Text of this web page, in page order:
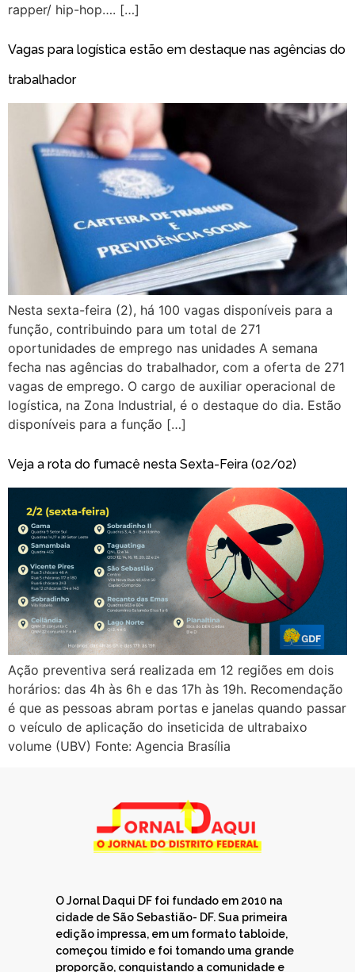
rapper/ hip-hop…. […]
Vagas para logística estão em destaque nas agências do
trabalhador
Nesta sexta-feira (2), há 100 vagas disponíveis para a
função, contribuindo para um total de 271
oportunidades de emprego nas unidades A semana
fecha nas agências do trabalhador, com a oferta de 271
vagas de emprego. O cargo de auxiliar operacional de
logística, na Zona Industrial, é o destaque do dia. Estão
disponíveis para a função […]
Veja a rota do fumacê nesta Sexta-Feira (02/02)
Ação preventiva será realizada em 12 regiões em dois
horários: das 4h às 6h e das 17h às 19h. Recomendação
é que as pessoas abram portas e janelas quando passar
o veículo de aplicação do inseticida de ultrabaixo
volume (UBV) Fonte: Agencia Brasília
O Jornal Daqui DF foi fundado em 2010 na
cidade de São Sebastião- DF. Sua primeira
edição impressa, em um formato tabloide,
começou tímido e foi tomando uma grande
proporção, conquistando a comunidade e